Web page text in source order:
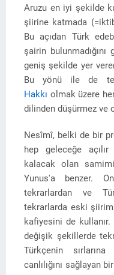
Aruzu en iyi şekilde
şiirine katmada
Bu açıdan Türk
şairin
geniş şekilde yer
Bu yönü ile de
Hakkı olmak üzere
dilinden düşürmez ve
Nesîmî, belki de bir
hep geleceğe
kalacak olan
Yunus'a benzer.
tekrarlardan ve
tekrarlarda eski
kafiyesini de
değişik şekillerde
Türkçenin
canlılığını sağlayan